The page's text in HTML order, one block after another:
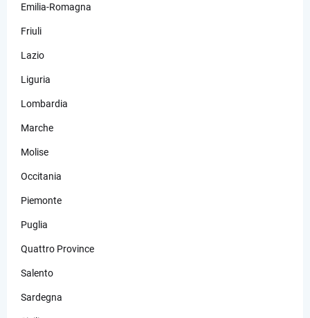
Emilia-Romagna
Friuli
Lazio
Liguria
Lombardia
Marche
Molise
Occitania
Piemonte
Puglia
Quattro Province
Salento
Sardegna